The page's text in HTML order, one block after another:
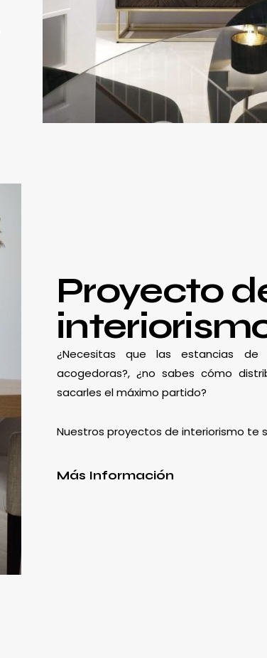
Proyecto
¿Necesitas que las estancias
acogedoras?, ¿no sabes cómo
sacarles el máximo partido?
Nuestros proyectos de interiorismo te
Más Información